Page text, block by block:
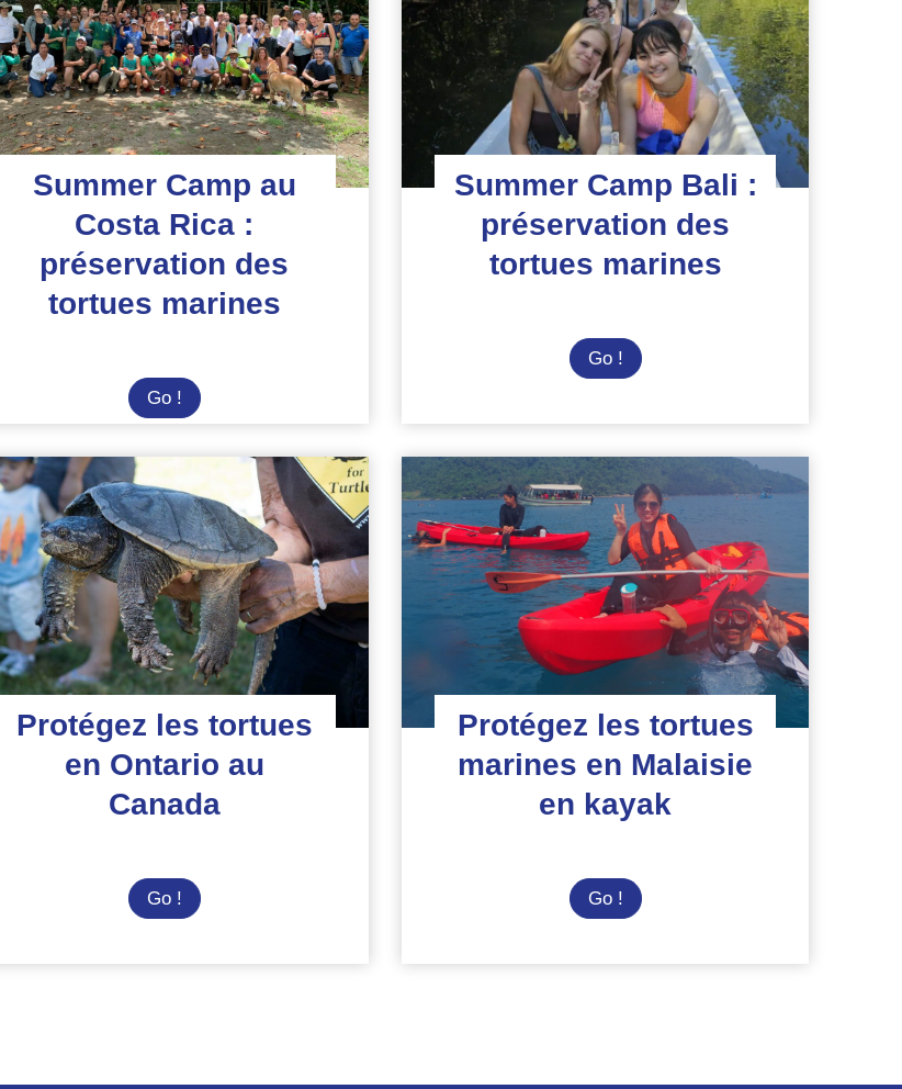
Summer Camp au
Costa Rica :
préservation des
tortues marines
Go !Summer
Camp
Rica
:
préservation
des
tortues
marines
Summer Camp Bali :
préservation des
tortues marines
Go !Summer
Camp
préservation
des
tortues
marines
Protégez les tortues
en Ontario au
Canada
Go !Protégez
les
Protégez les tortues
marines en Malaisie
en kayak
Go !Protégez
les